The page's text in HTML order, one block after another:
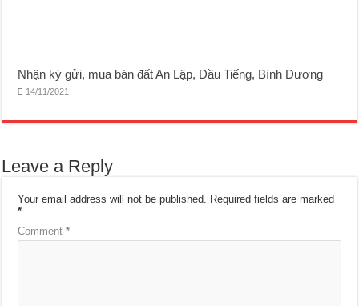
Nhận ký gửi, mua bán đất An Lập, Dầu Tiếng, Bình Dương
14/11/2021
Leave a Reply
Your email address will not be published.
Required fields are marked
*
Comment*